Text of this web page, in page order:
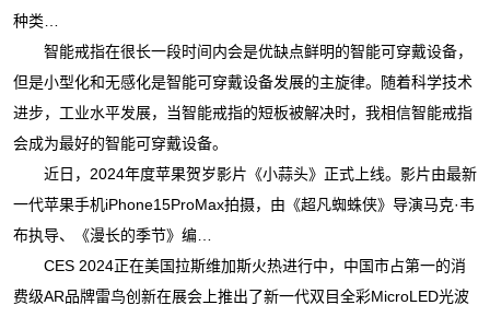
种类…
智能戒指在很长一段时间内会是优缺点鲜明的智能可穿戴设备，
但是小型化和无感化是智能可穿戴设备发展的主旋律。随着科学技术
进步，工业水平发展，当智能戒指的短板被解决时，我相信智能戒指
会成为最好的智能可穿戴设备。
近日，2024年度苹果贺岁影片《小蒜头》正式上线。影片由最新
一代苹果手机iPhone15ProMax拍摄，由《超凡蜘蛛侠》导演马克·韦
布执导、《漫长的季节》编…
CES 2024正在美国拉斯维加斯火热进行中，中国市占第一的消
费级AR品牌雷鸟创新在展会上推出了新一代双目全彩MicroLED光波